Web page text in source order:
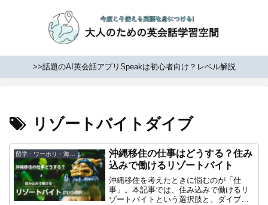
>>話題のAI英会話アプリSpeakは初心者向け？レベル解説
リゾートバイトダイブ
留学・ワーホリ・海外移住
沖縄移住の仕事はどうする？住み
込みで働けるリゾートバイト
沖縄移住を考えたときに悩むのが「仕
事」。本記事では、住み込みで働けるリ
ゾートバイトという選択肢と、ダイブの